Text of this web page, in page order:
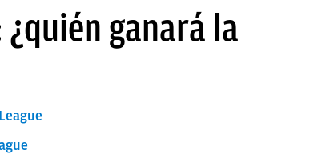
¿quién ganará la